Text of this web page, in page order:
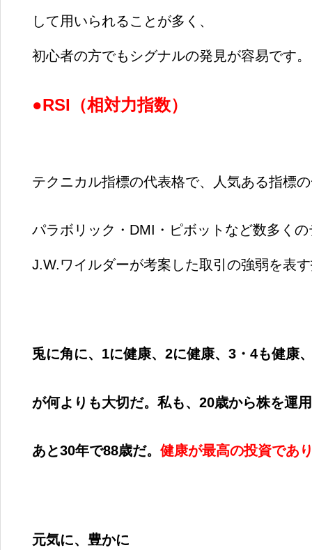
して用いられることが多く、
初心者の方でもシグナルの発見が容易です。
●RSI （相対力指数）
テクニカル指標の代表格で、人気ある指標
パラボリック・DMI・ピボットなど数多く
J.W.ワイルダーが考案した取引の強弱を表
兎に角に、 1に健康、 2に健康、 3 ・ 4も健康
が何よりも大切だ。私も、 20歳から株を運
あと30年で88歳だ。 健康が最高の投資であ
元気に、豊かに